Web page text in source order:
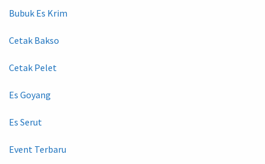
Bubuk Es Krim
Cetak Bakso
Cetak Pelet
Es Goyang
Es Serut
Event Terbaru